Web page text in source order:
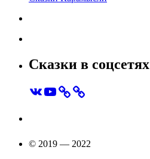
Сказки в соцсетях
VK YouTube
© 2019 — 2022